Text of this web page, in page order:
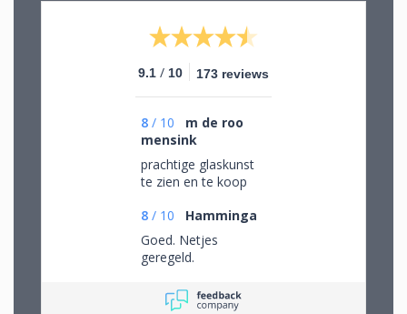
9.1 / 10 173 reviews
8 / 10
m de roo
mensink
prachtige glaskunst
te zien en te koop
8 / 10
Hamminga
Goed. Netjes
geregeld.